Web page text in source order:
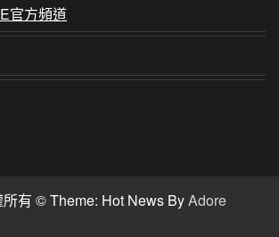
官方頻道
所有 © Theme: Hot News ByAdore